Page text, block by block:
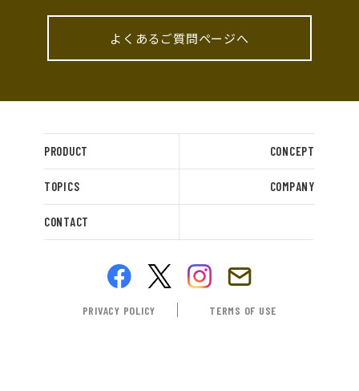
よくあるご質問ページへ
PRODUCT CONCEPT
TOPICS COMPANY
CONTACT
PRIVACY POLICY TERMS OF USE